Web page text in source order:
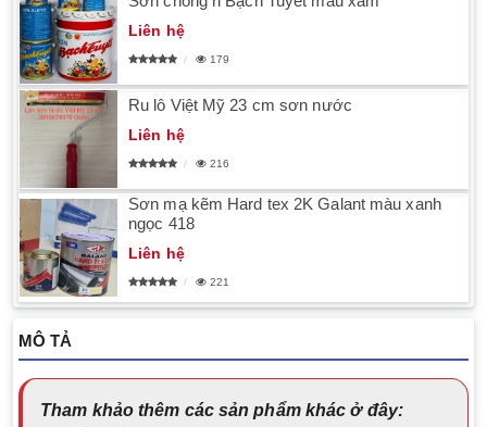
Liên hệ
179
Ru lô Việt Mỹ 23 cm sơn nước
Liên hệ
216
Sơn mạ kẽm Hard tex 2K Galant màu xanh
ngọc 418
Liên hệ
221
MÔ TẢ
Tham khảo thêm các sản phẩm khác ở đây: